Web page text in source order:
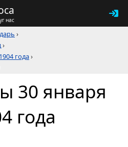
нас
›
›
года›
30 января
года